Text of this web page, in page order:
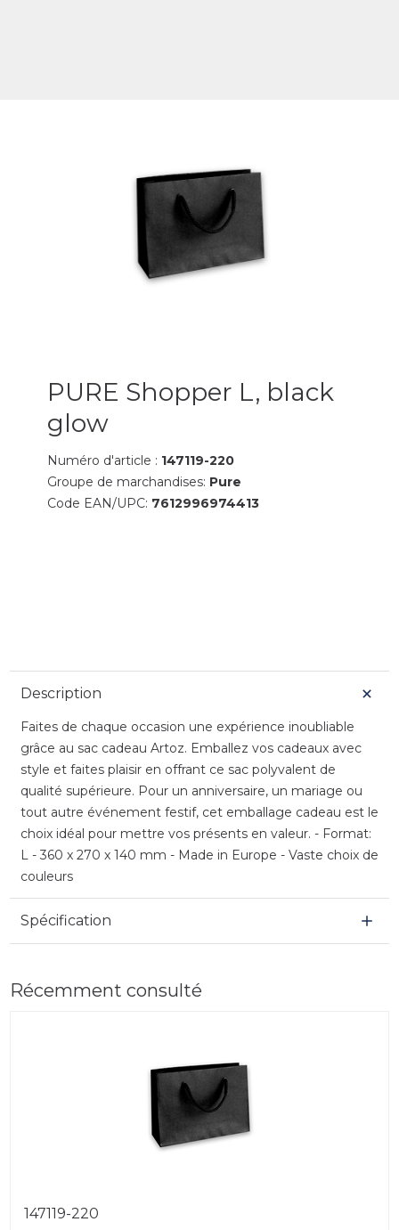
PURE Shopper L, black
glow
Numéro d'article : 147119-220
Groupe de marchandises: Pure
Code EAN/UPC: 7612996974413
Description
Faites de chaque occasion une expérience inoubliable
grâce au sac cadeau Artoz. Emballez vos cadeaux avec
style et faites plaisir en offrant ce sac polyvalent de
qualité supérieure. Pour un anniversaire, un mariage ou
tout autre événement festif, cet emballage cadeau est le
choix idéal pour mettre vos présents en valeur. - Format:
L - 360 x 270 x 140 mm - Made in Europe - Vaste choix de
couleurs
Spécification
Récemment consulté
147119-220